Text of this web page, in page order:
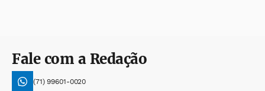
Fale com a Redação
(71) 99601-0020